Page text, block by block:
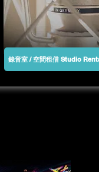
錄音室 / 空間租借 Studio